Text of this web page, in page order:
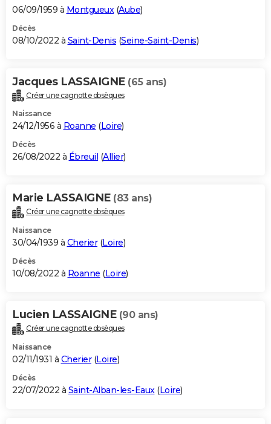
06/09/1959 à Montgueux (Aube)
Décès
08/10/2022 à Saint-Denis (Seine-Saint-Denis)
Jacques LASSAIGNE (65 ans)
Créer une cagnotte obsèques
Naissance
24/12/1956 à Roanne (Loire)
Décès
26/08/2022 à Ébreuil (Allier)
Marie LASSAIGNE (83 ans)
Créer une cagnotte obsèques
Naissance
30/04/1939 à Cherier(Loire)
Décès
10/08/2022 à Roanne (Loire)
Lucien LASSAIGNE (90 ans)
Créer une cagnotte obsèques
Naissance
02/11/1931 à Cherier(Loire)
Décès
22/07/2022 à Saint-Alban-les-Eaux(Loire)